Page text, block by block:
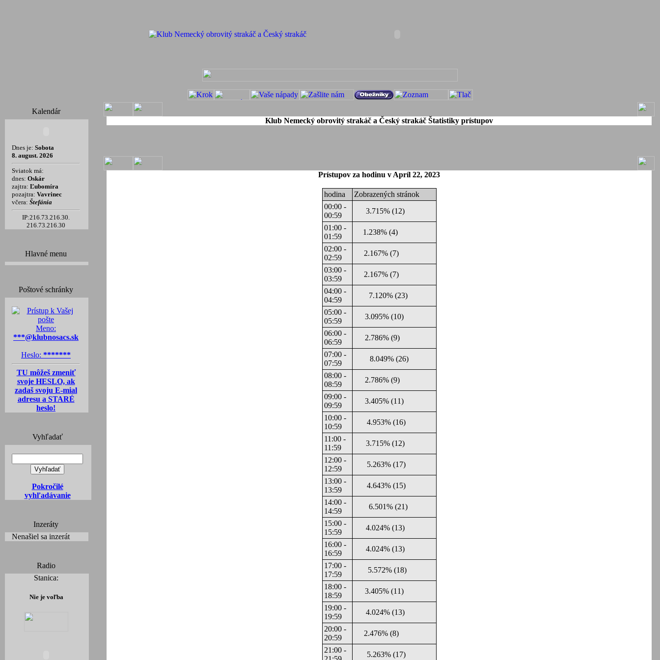
Kalendár
Dnes je: Sobota
8. august. 2026
Sviatok má:
dnes: Oskár
zajtra: Ľubomíra
pozajtra: Vavrinec
včera: Štefánia
IP:216.73.216.30.
216.73.216.30
Hlavné menu
Poštové schránky
Meno:
***@klubnosacs.sk
Heslo: *******
TU môžeš zmeniť
svoje HESLO, ak
zadaš svoju E-mial
adresu a STARÉ
heslo!
Vyhľadať
Pokročilé
vyhľadávanie
Inzeráty
Nenašiel sa inzerát
Radio
Stanica:
Nie je voľba
Klub Nemecký obrovitý strakáč a Český strakáč Štatistiky prístupov
Prístupov za hodinu v Apríl 22, 2023
hodina
Zobrazených stránok
00:00 -
00:59
3.715% (12)
01:00 -
01:59
1.238% (4)
02:00 -
02:59
2.167% (7)
03:00 -
03:59
2.167% (7)
04:00 -
04:59
7.120% (23)
05:00 -
05:59
3.095% (10)
06:00 -
06:59
2.786% (9)
07:00 -
07:59
8.049% (26)
08:00 -
08:59
2.786% (9)
09:00 -
09:59
3.405% (11)
10:00 -
10:59
4.953% (16)
11:00 -
11:59
3.715% (12)
12:00 -
12:59
5.263% (17)
13:00 -
13:59
4.643% (15)
14:00 -
14:59
6.501% (21)
15:00 -
15:59
4.024% (13)
16:00 -
16:59
4.024% (13)
17:00 -
17:59
5.572% (18)
18:00 -
18:59
3.405% (11)
19:00 -
19:59
4.024% (13)
20:00 -
20:59
2.476% (8)
21:00 -
5.263% (17)